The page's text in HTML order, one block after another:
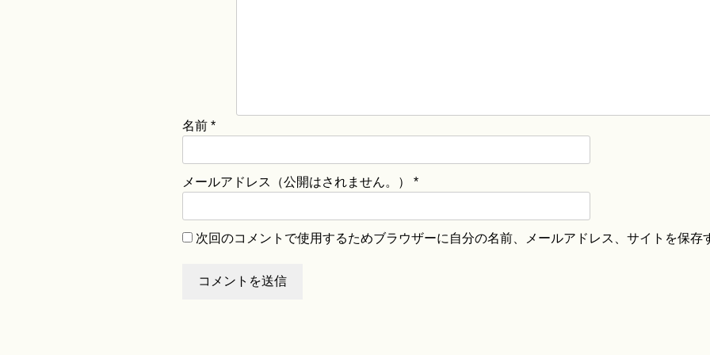
名前 *
メールアドレス（公開はされません。） *
次回のコメントで使用するためブラウザーに自分の名前、メールアドレス、サイトを保存